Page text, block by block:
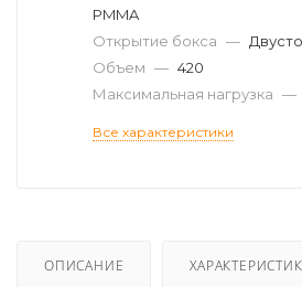
PMMA
Открытие бокса —
Объем — 420
Максимальная нагрузка —
Все характеристики
ОПИСАНИЕ